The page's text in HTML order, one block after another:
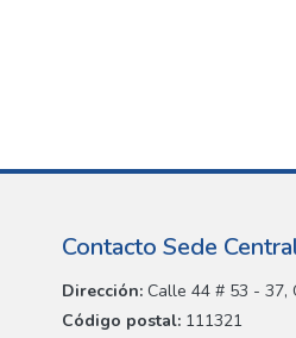
Contacto Sede
Dirección: Calle 44 # 53 - 37,
Código postal: 111321